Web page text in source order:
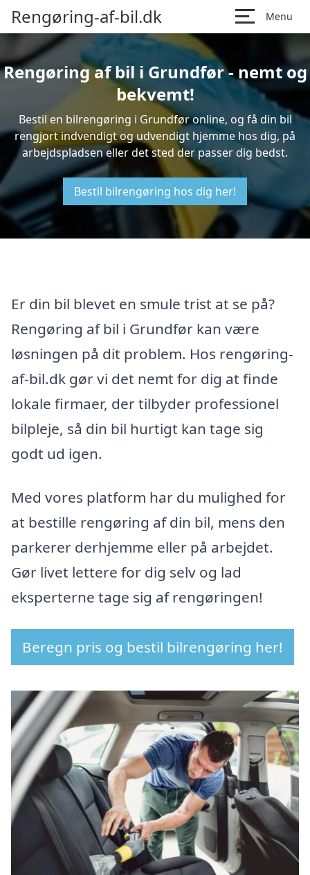
Rengøring-af-bil.dk Menu
Rengøring af bil i Grundfør - nemt og
bekvemt!
Bestil en bilrengøring i Grundfør online, og få din bil
rengjort indvendigt og udvendigt hjemme hos dig, på
arbejdspladsen eller det sted der passer dig bedst.
Bestil bilrengøring hos dig her!
Er din bil blevet en smule trist at se på?
Rengøring af bil i Grundfør kan være
løsningen på dit problem. Hos rengøring-
af-bil.dk gør vi det nemt for dig at finde
lokale firmaer, der tilbyder professionel
bilpleje, så din bil hurtigt kan tage sig
godt ud igen.
Med vores platform har du mulighed for
at bestille rengøring af din bil, mens den
parkerer derhjemme eller på arbejdet.
Gør livet lettere for dig selv og lad
eksperterne tage sig af rengøringen!
Beregn pris og bestil bilrengøring her!